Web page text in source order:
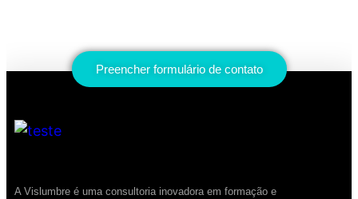
Preencher formulário de contato
A Vislumbre é uma consultoria inovadora em formação e